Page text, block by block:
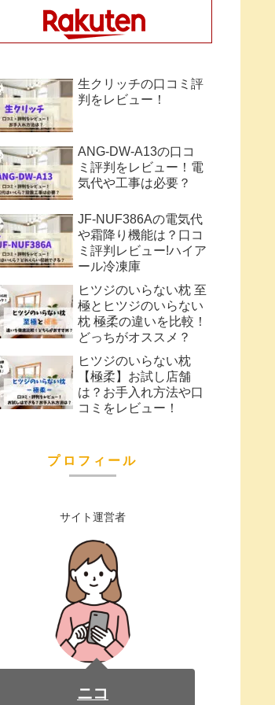
生クリッチの口コミ評
判をレビュー！
ANG-DW-A13の口コ
ミ評判をレビュー！電
気代や工事は必要？
JF-NUF386Aの電気代
や霜降り機能は？口コ
ミ評判レビュー!ハイア
ール冷凍庫
ヒツジのいらない枕 至
極とヒツジのいらない
枕 極柔の違いを比較！
どっちがオススメ？
ヒツジのいらない枕
【極柔】お試し店舗
は？お手入れ方法や口
コミをレビュー！
プロフィール
サイト運営者
ニコ